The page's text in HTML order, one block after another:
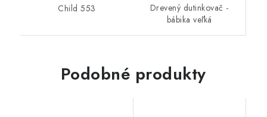
Child 553
Drevený dutinkovač -
bábika veľká
Podobné produkty